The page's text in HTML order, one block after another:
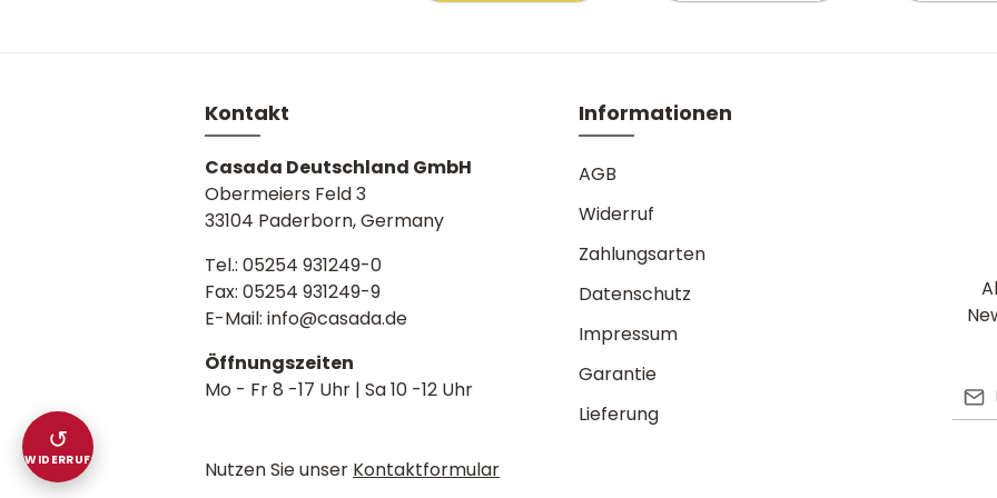
Kontakt
Casada Deutschland GmbH
Obermeiers Feld 3
33104 Paderborn, Germany
Tel.: 05254 931249-0
Fax: 05254 931249-9
E-Mail: info@casada.de
Öffnungszeiten
Mo - Fr 8 -17 Uhr | Sa 10 -12 Uhr
Nutzen Sie unser Kontaktformular
Informationen
AGB
Widerruf
Zahlungsarten
Datenschutz
Impressum
Garantie
Lieferung
E-
↺
WIDERRUF